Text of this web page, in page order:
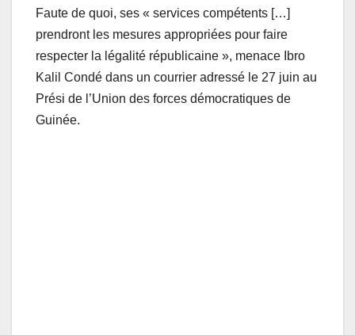
Faute de quoi, ses « services compétents […]
prendront les mesures appropriées pour faire
respecter la légalité républicaine », menace Ibro
Kalil Condé dans un courrier adressé le 27 juin au
Prési de l’Union des forces démocratiques de
Guinée.